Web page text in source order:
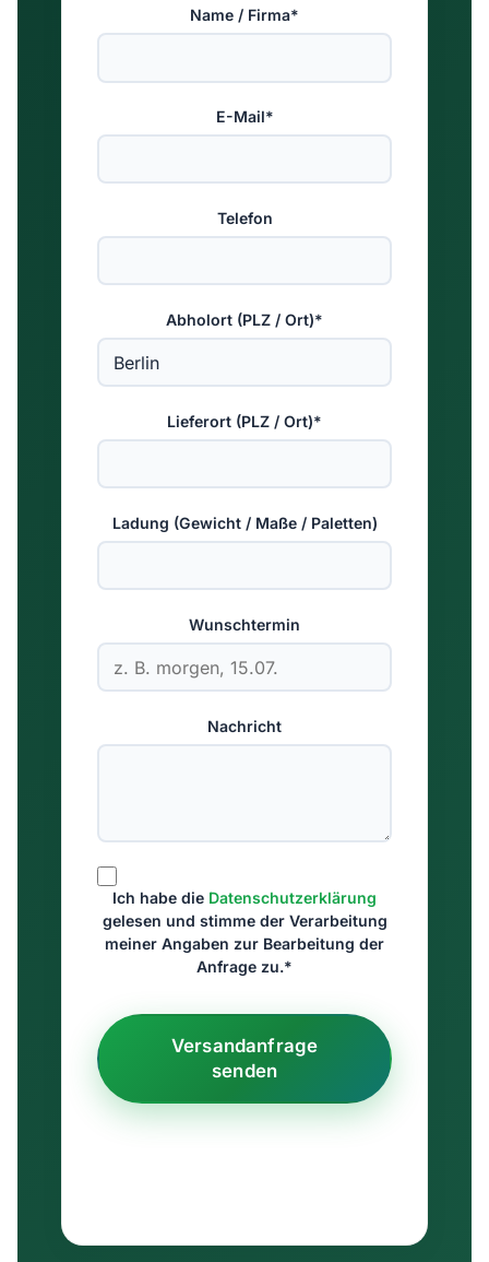
Name / Firma*
E-Mail*
Telefon
Abholort (PLZ / Ort)*
Lieferort (PLZ / Ort)*
Ladung (Gewicht / Maße / Paletten)
Wunschtermin
Nachricht
Ich habe die Datenschutzerklärung
gelesen und stimme der Verarbeitung
meiner Angaben zur Bearbeitung der
Anfrage zu.*
Versandanfrage
senden